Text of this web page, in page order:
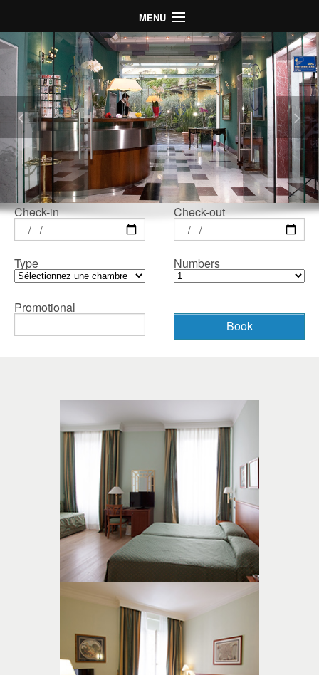
MENU
Home
Hôtel
Chambres
La situation
Photo
Offres Spéciales
LogIn
Language
Check-in Check-out
Type Numbers
Promotional